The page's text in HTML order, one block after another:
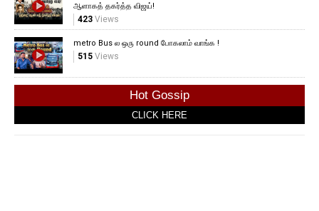
ஆளாகத் தகர்த்த விஜய்!
423Views
metro Bus ல ஒரு round போகலாம் வாங்க !
515Views
Hot Gossip
CLICK HERE